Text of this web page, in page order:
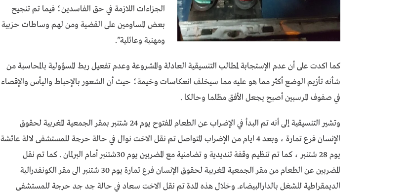
الجزاءات اللازمة في حق الفاسدين؛ فيما تم تنجيح
بعض المساومين على القضية ومن لهم وساطات حزبية
ومهنية وعائلية”.
كما اكدت على أن عدم الإستجابة لمطالب التنسيقية العادلة والمشروعة وعدم تفعيل ربط المسؤولية بالمحاسبة من
شأنه تأزيم الوضع أكثر مما هو عليه مما سيخلف انعكاسات وخيمة؛ حيث أن الشعور بالإحباط واليأس والإقصاء
في صفوف المرسبين أصبح يجعل الأفق مظلما وحالكا .
وتشير التنسيقية إلى أنه تم البدأ في الإضراب عن الطعام المفتوح يوم 24 شتنبر بمقر الجمعية المغربية لحقوق
الإنسان فرع تمارة ، وبعد 4 ايام من الإضراب المتواصل تم نقل الاخت نوال في حالة حرجة للمستشفى لالة عائشة
يوم 28 شتنبر ، كما تم تنظيم وقفة تنديدية و تضامنية مع المضربين يوم 30شتنبر أمام البرلمان . كما تم نقل
المضربين عن الطعام من مقر الجمعية المغربية لحقوق الإنسان فرع تمارة يوم 30 شتنبر الى مقر الكونفدرالية
الديمقراطية للشغل بالدارالبيضاء. وخلال هذه المدة تم نقل الاخت سعاد في حالة جد جد حرجة للمستشفى